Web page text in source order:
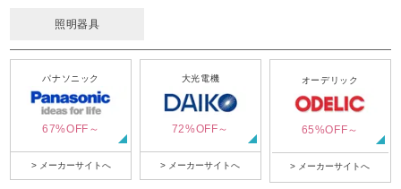
照明器具
パナソニック
67%OFF～
> メーカーサイトへ
大光電機
72%OFF～
> メーカーサイトへ
オーデリック
65%OFF～
> メーカーサイトへ